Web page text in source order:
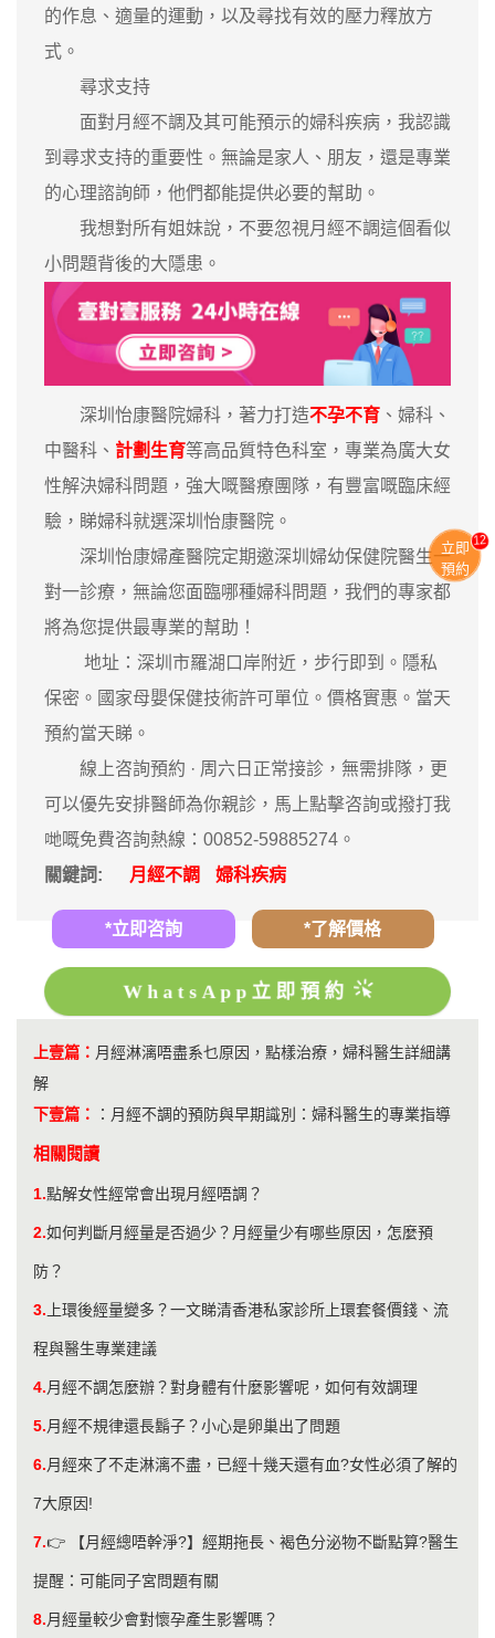
的作息、適量的運動，以及尋找有效的壓力釋放方
式。
尋求支持
面對月經不調及其可能預示的婦科疾病，我認識
到尋求支持的重要性。無論是家人、朋友，還是專業
的心理諮詢師，他們都能提供必要的幫助。
我想對所有姐妹說，不要忽視月經不調這個看似
小問題背後的大隱患。
深圳怡康醫院婦科，著力打造不孕不育 、婦科、
中醫科、 計劃生育等高品質特色科室，專業為廣大女
性解決婦科問題，強大嘅醫療團隊，有豐富嘅臨床經
驗，睇婦科就選深圳怡康醫院。
深圳怡康婦產醫院定期邀深圳婦幼保健院醫生一
對一診療，無論您面臨哪種婦科問題，我們的專家都
將為您提供最專業的幫助！
地址：深圳市羅湖口岸附近，步行即到。隱私
保密。國家母嬰保健技術許可單位。價格實惠。當天
預約當天睇。
‎線上咨詢預約 · ‎周六日正常接診，無需排隊，更
可以優先安排醫師為你親診，馬上點擊咨詢或撥打我
哋嘅免費咨詢熱線：00852-59885274。
關鍵詞:
月經不調 婦科疾病
*立即咨詢 *了解價格
WhatsApp立即預約
上壹篇： 月經淋漓唔盡系乜原因，點樣治療，婦科醫生詳細講
解
下壹篇：
： 月經不調的預防與早期識別：婦科醫生的專業指導
相關閱讀
1.點解女性經常會出現月經唔調？
2.​如何判斷月經量是否過少？月經量少有哪些原因，怎麼預
防？
3. 上環後經量變多？一文睇清香港私家診所上環套餐價錢、流
程與醫生專業建議
4.月經不調怎麼辦？對身體有什麼影響呢，如何有效調理
5.月經不規律還長鬍子？小心是卵巢出了問題
6.月經來了不走淋漓不盡，已經十幾天還有血?女性必須了解的
7大原因!
7.👉 【月經總唔幹淨?】經期拖長、褐色分泌物不斷點算?醫生
提醒：可能同子宮問題有關
8.月經量較少會對懷孕產生影響嗎？
立即
預約
13